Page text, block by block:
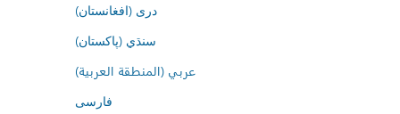
درى (افغانستان)
سنڌي (پاکستان)
عربي (المنطقة العربية)
فارسى